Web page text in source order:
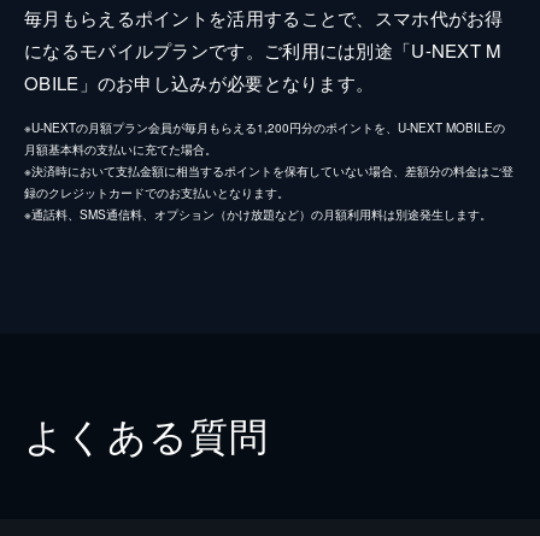
毎月もらえるポイントを活用することで、スマホ代がお得
になるモバイルプランです。ご利用には別途「U-NEXT M
OBILE」のお申し込みが必要となります。
※U-NEXTの月額プラン会員が毎月もらえる1,200円分のポイントを、U-NEXT MOBILEの
月額基本料の支払いに充てた場合。
※決済時において支払金額に相当するポイントを保有していない場合、差額分の料金はご登
録のクレジットカードでのお支払いとなります。
※通話料、SMS通信料、オプション（かけ放題など）の月額利用料は別途発生します。
よくある質問